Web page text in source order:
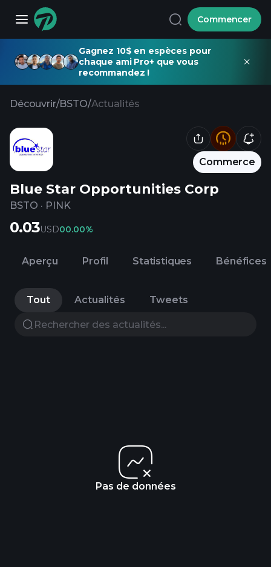
Commencer
Gagnez 10$ en espèces pour
chaque ami Pro+ que vous
recommandez !
Découvrir/BSTO/Actualités
Commerce
Blue Star Opportunities Corp
BSTO · PINK
0.03USD00.00%
Aperçu Profil Statistiques Bénéfices
Tout Actualités Tweets
Pas de données